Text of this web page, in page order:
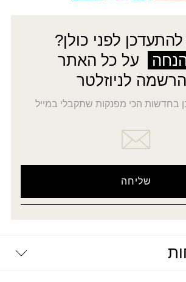
לפני כולן?
על כל האתר
לניוזלטר
בחדשות הכי מפנקות שתקבלי במייל